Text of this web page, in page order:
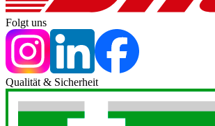
Folgt uns
Qualität & Sicherheit